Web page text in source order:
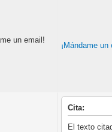
un email!
¡Mándame un
Cita:
El texto